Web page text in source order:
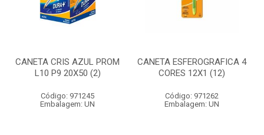
CANETA CRIS AZUL PROM
L10 P9 20X50 (2)
Código: 971245
Embalagem: UN
CANETA ESFEROGRAFICA 4
CORES 12X1 (12)
Código: 971262
Embalagem: UN